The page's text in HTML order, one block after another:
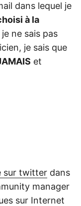
dans lequel je
à la
ne sais pas
je sais que
et
sur twitter dans
manager
sur Internet